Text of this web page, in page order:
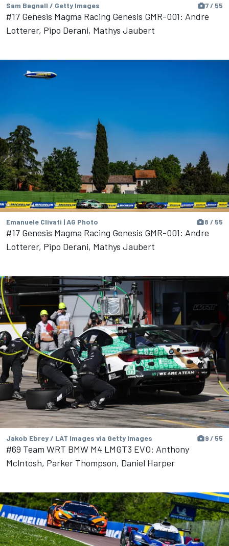
Sam Bagnall / Getty Images 7 / 55
#17 Genesis Magma Racing Genesis GMR-001: Andre
Lotterer, Pipo Derani, Mathys Jaubert
Emanuele Clivati | AG Photo 8 / 55
#17 Genesis Magma Racing Genesis GMR-001: Andre
Lotterer, Pipo Derani, Mathys Jaubert
Jakob Ebrey / LAT Images via Getty Images 9 / 55
#69 Team WRT BMW M4 LMGT3 EVO: Anthony
Mclntosh, Parker Thompson, Daniel Harper